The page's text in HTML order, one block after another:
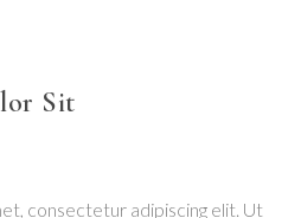
Sit
consectetur adipiscing elit. Ut